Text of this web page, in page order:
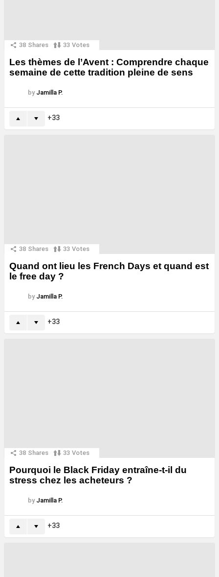
38 Shares 33 Votes
Les thèmes de l’Avent : Comprendre chaque
semaine de cette tradition pleine de sens
by Jamilla P.
33
38 Shares 33 Votes
Quand ont lieu les French Days et quand est
le free day ?
by Jamilla P.
33
38 Shares 33 Votes
Pourquoi le Black Friday entraîne-t-il du
stress chez les acheteurs ?
by Jamilla P.
33